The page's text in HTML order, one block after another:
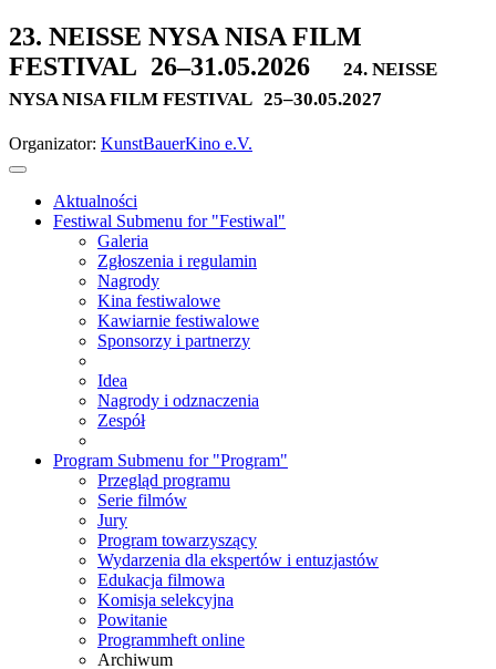
23. NEISSE NYSA NISA FILM
FESTIVAL 26–31.05.2026
24. NEISSE
NYSA NISA FILM FESTIVAL 25–30.05.2027
Organizator: KunstBauerKino e.V.
Aktualności
Festiwal Submenu for "Festiwal"
Galeria
Zgłoszenia i regulamin
Nagrody
Kina festiwalowe
Kawiarnie festiwalowe
Sponsorzy i partnerzy
Idea
Nagrody i odznaczenia
Zespół
Program Submenu for "Program"
Przegląd programu
Serie filmów
Jury
Program towarzyszący
Wydarzenia dla ekspertów i entuzjastów
Edukacja filmowa
Komisja selekcyjna
Powitanie
Programmheft online
Archiwum